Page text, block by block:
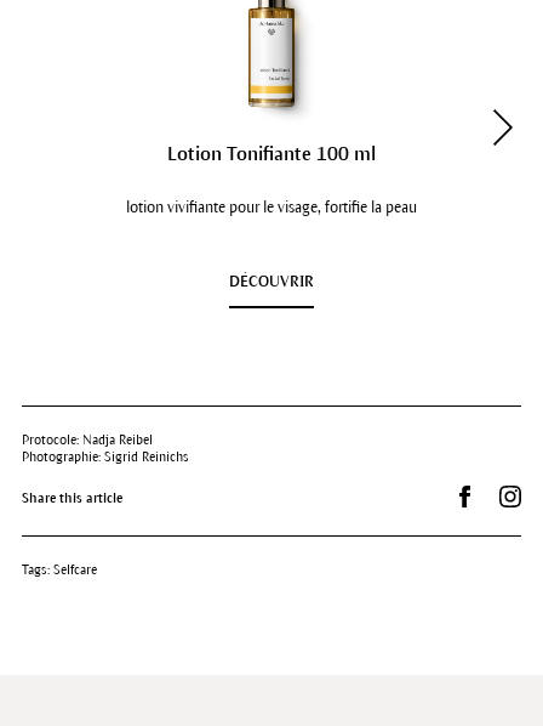
Lotion Tonifiante 100 ml
lotion vivifiante pour le visage, fortifie la peau
DÉCOUVRIR
Protocole: Nadja Reibel
Photographie: Sigrid Reinichs
Share this article Partager
Tags: Selfcare